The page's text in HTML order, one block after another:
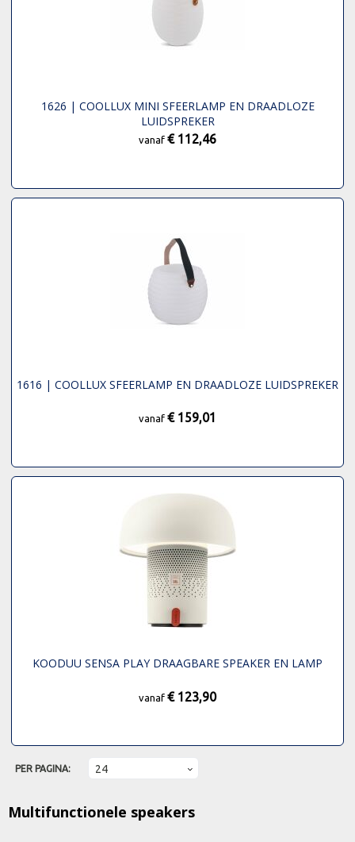
1626 | COOLLUX MINI SFEERLAMP EN DRAADLOZE
LUIDSPREKER
vanaf € 112,46
1616 | COOLLUX SFEERLAMP EN DRAADLOZE LUIDSPREKER
vanaf € 159,01
KOODUU SENSA PLAY DRAAGBARE SPEAKER EN LAMP
vanaf € 123,90
PER PAGINA:
Multifunctionele speakers